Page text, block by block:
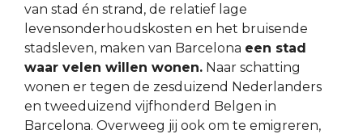
van stad én strand, de relatief lage
levensonderhoudskosten en het bruisende
stadsleven, maken van Barcelona een stad
waar velen willen wonen. Naar schatting
wonen er tegen de zesduizend Nederlanders
en tweeduizend vijfhonderd Belgen in
Barcelona. Overweeg jij ook om te emigreren,